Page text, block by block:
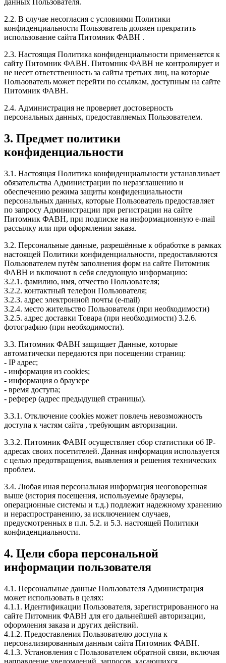
данных Пользователя.
2.2. В случае несогласия с условиями Политики
конфиденциальности Пользователь должен прекратить
использование сайта Питомник ФАВН .
2.3. Настоящая Политика конфиденциальности применяется к
сайту Питомник ФАВН. Питомник ФАВН не контролирует и
не несет ответственность за сайты третьих лиц, на которые
Пользователь может перейти по ссылкам, доступным на сайте
Питомник ФАВН.
2.4. Администрация не проверяет достоверность
персональных данных, предоставляемых Пользователем.
3. Предмет политики
конфиденциальности
3.1. Настоящая Политика конфиденциальности устанавливает
обязательства Администрации по неразглашению и
обеспечению режима защиты конфиденциальности
персональных данных, которые Пользователь предоставляет
по запросу Администрации при регистрации на сайте
Питомник ФАВН, при подписке на информационную e-mail
рассылку или при оформлении заказа.
3.2. Персональные данные, разрешённые к обработке в рамках
настоящей Политики конфиденциальности, предоставляются
Пользователем путём заполнения форм на сайте Питомник
ФАВН и включают в себя следующую информацию:
3.2.1. фамилию, имя, отчество Пользователя;
3.2.2. контактный телефон Пользователя;
3.2.3. адрес электронной почты (e-mail)
3.2.4. место жительство Пользователя (при необходимости)
3.2.5. адрес доставки Товара (при необходимости) 3.2.6.
фотографию (при необходимости).
3.3. Питомник ФАВН защищает Данные, которые
автоматически передаются при посещении страниц:
- IP адрес;
- информация из cookies;
- информация о браузере
- время доступа;
- реферер (адрес предыдущей страницы).
3.3.1. Отключение cookies может повлечь невозможность
доступа к частям сайта , требующим авторизации.
3.3.2. Питомник ФАВН осуществляет сбор статистики об IP-
адресах своих посетителей. Данная информация используется
с целью предотвращения, выявления и решения технических
проблем.
3.4. Любая иная персональная информация неоговоренная
выше (история посещения, используемые браузеры,
операционные системы и т.д.) подлежит надежному хранению
и нераспространению, за исключением случаев,
предусмотренных в п.п. 5.2. и 5.3. настоящей Политики
конфиденциальности.
4. Цели сбора персональной
информации пользователя
4.1. Персональные данные Пользователя Администрация
может использовать в целях:
4.1.1. Идентификации Пользователя, зарегистрированного на
сайте Питомник ФАВН для его дальнейшей авторизации,
оформления заказа и других действий.
4.1.2. Предоставления Пользователю доступа к
персонализированным данным сайта Питомник ФАВН.
4.1.3. Установления с Пользователем обратной связи, включая
направление уведомлений, запросов, касающихся